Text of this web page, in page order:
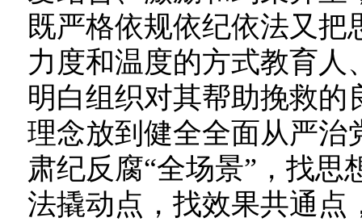
既严格依规依纪依法又
力度和温度的方式教育
明白组织对其帮助挽救
理念放到健全全面从严治
肃纪反腐“全场景”，找
法撬动点，找效果共通点